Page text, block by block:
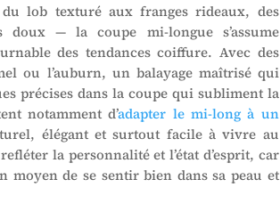
lob texturé aux franges rideaux, des
doux — la coupe mi-longue s’assume
des tendances coiffure. Avec des
ou l’auburn, un balayage maîtrisé qui
précises dans la coupe qui subliment la
notamment d’adapter le mi-long à un
élégant et surtout facile à vivre au
la personnalité et l’état d’esprit, car
moyen de se sentir bien dans sa peau et